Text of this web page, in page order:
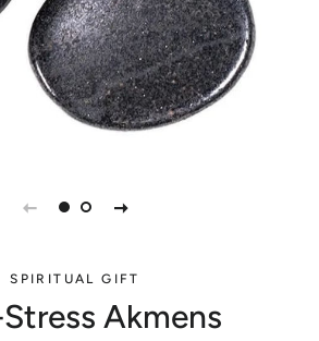
SPIRITUAL GIFT
Akmens